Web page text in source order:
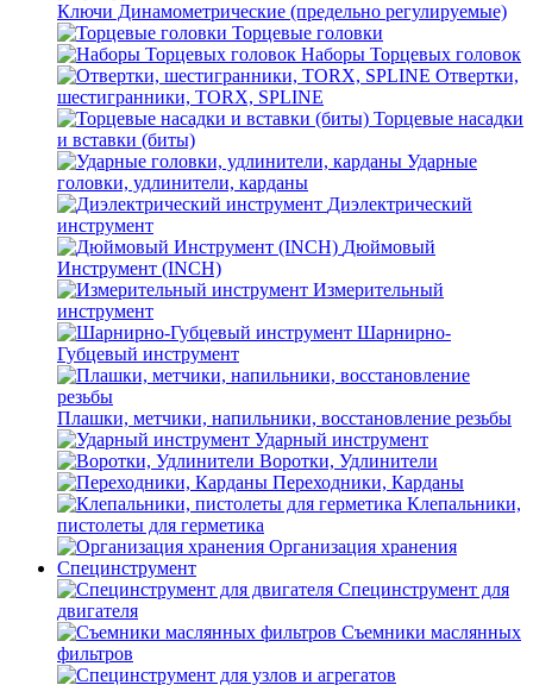
Ключи Динамометрические (предельно регулируемые)
Торцевые головки
Наборы Торцевых головок
Отвертки,
шестигранники, TORX, SPLINE
Торцевые насадки
и вставки (биты)
Ударные
головки, удлинители, карданы
Диэлектрический
инструмент
Дюймовый
Инструмент (INCH)
Измерительный
инструмент
Шарнирно-
Губцевый инструмент
Плашки, метчики, напильники, восстановление резьбы
Ударный инструмент
Воротки, Удлинители
Переходники, Карданы
Клепальники,
пистолеты для герметика
Организация хранения
Специнструмент
Специнструмент для
двигателя
Съемники маслянных
фильтров